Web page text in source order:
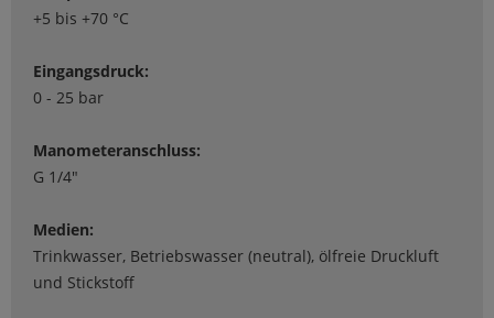
+5 bis +70 °C
Eingangsdruck:
0 - 25 bar
Manometeranschluss:
G 1/4"
Medien:
Trinkwasser, Betriebswasser (neutral), ölfreie Druckluft
und Stickstoff